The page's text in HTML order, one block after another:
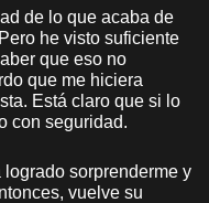
de lo que acaba de
he visto suficiente
que eso no
que me hiciera
Está claro que si lo
con seguridad.
sorprenderme y
vuelve su